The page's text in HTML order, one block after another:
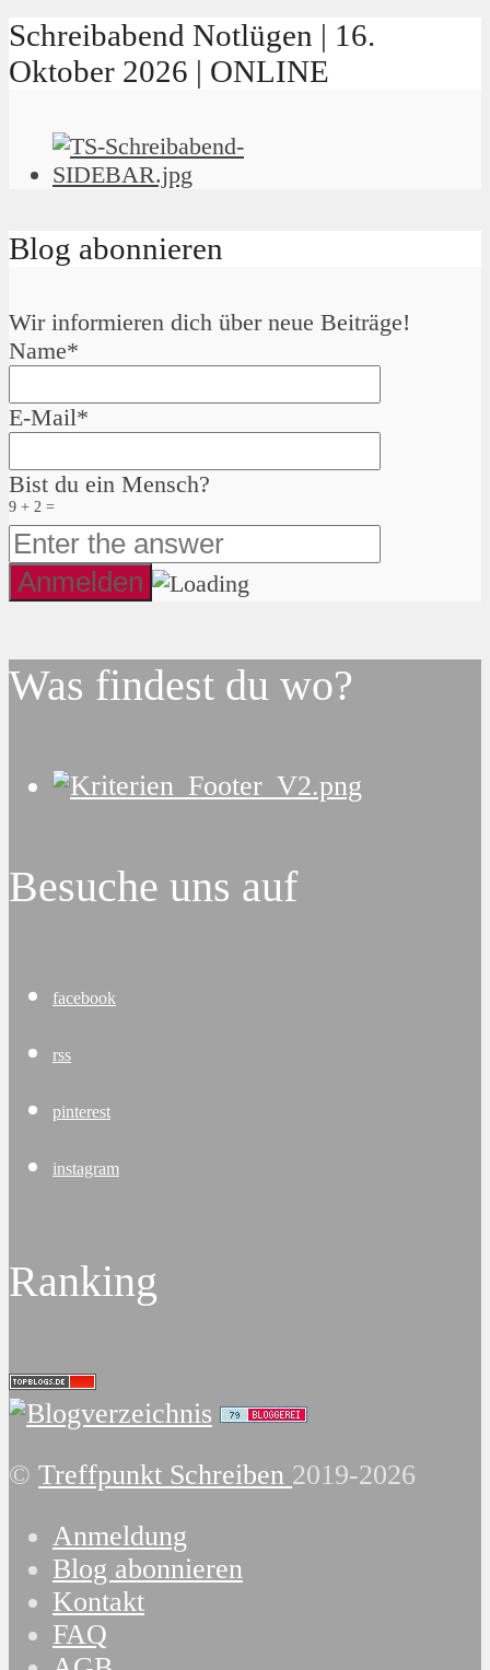
Schreibabend Notlügen | 16.
Oktober 2026 | ONLINE
Blog abonnieren
Wir informieren dich über neue Beiträge!
Name*
E-Mail*
Bist du ein Mensch?
9 + 2 =
Was findest du wo?
Besuche uns auf
facebook
rss
pinterest
instagram
Ranking
© Treffpunkt Schreiben 2019-2026
Anmeldung
Blog abonnieren
Kontakt
FAQ